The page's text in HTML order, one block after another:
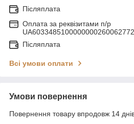
Післяплата
Оплата за реквізитами п/р
Післяплата
Всі умови оплати
Умови повернення
Повернення товару впродовж 14